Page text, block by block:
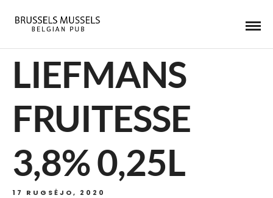
LIEFMANS
FRUITESSE
3,8% 0,25L
17 RUGSĖJO, 2020